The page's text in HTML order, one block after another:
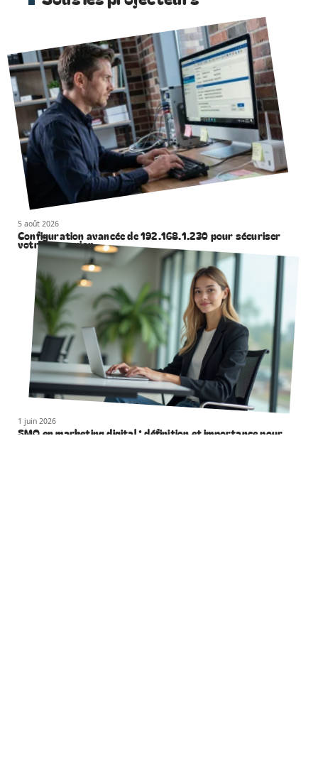
5 août 2026
Configuration avancée de 192.168.1.230 pour sécuriser
votre connexion
1 juin 2026
SMO en marketing digital : définition et importance pour